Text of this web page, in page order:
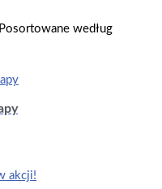
Posortowane według